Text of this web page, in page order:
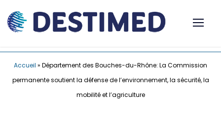
Accueil » Département des Bouches-du-Rhône: La Commission
permanente soutient la défense de l’environnement, la sécurité, la
mobilité et l’agriculture